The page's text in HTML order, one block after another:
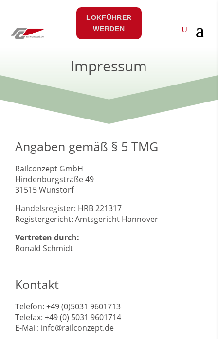
LOKFÜHRER
WERDEN
Impressum
Angaben gemäß § 5 TMG
Railconzept GmbH
Hindenburgstraße 49
31515 Wunstorf
Handelsregister: HRB 221317
Registergericht: Amtsgericht Hannover
Vertreten durch:
Ronald Schmidt
Kontakt
Telefon: +49 (0)5031 9601713
Telefax: +49 (0) 5031 9601714
E-Mail: info@railconzept.de